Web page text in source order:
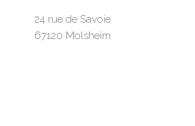
24 rue de Savoie
67120 Molsheim